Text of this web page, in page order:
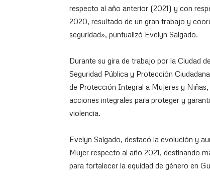
respecto al año anterior (2021) y con
2020, resultado de un gran trabajo y
seguridad», puntualizó Evelyn Salgado.
Durante su gira de trabajo por la Ciudad
Seguridad Pública y Protección
de Protección Integral a Mujeres y
acciones integrales para proteger y
violencia.
Evelyn Salgado, destacó la evolución y
Mujer respecto al año 2021, destinando
para fortalecer la equidad de género en